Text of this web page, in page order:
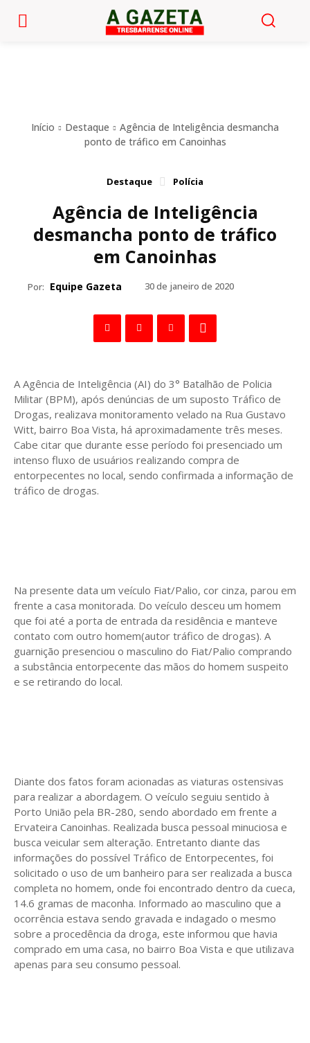
Início Destaque
Agência de Inteligência desmancha
ponto de tráfico em Canoinhas
Destaque Polícia
Agência de Inteligência
desmancha ponto de tráfico
em Canoinhas
Por: Equipe Gazeta 30 de janeiro de 2020
A Agência de Inteligência (AI) do 3° Batalhão de Policia
Militar (BPM), após denúncias de um suposto Tráfico de
Drogas, realizava monitoramento velado na Rua Gustavo
Witt, bairro Boa Vista, há aproximadamente três meses.
Cabe citar que durante esse período foi presenciado um
intenso fluxo de usuários realizando compra de
entorpecentes no local, sendo confirmada a informação de
tráfico de drogas.
Na presente data um veículo Fiat/Palio, cor cinza, parou em
frente a casa monitorada. Do veículo desceu um homem
que foi até a porta de entrada da residência e manteve
contato com outro homem(autor tráfico de drogas). A
guarnição presenciou o masculino do Fiat/Palio comprando
a substância entorpecente das mãos do homem suspeito
e se retirando do local.
Diante dos fatos foram acionadas as viaturas ostensivas
para realizar a abordagem. O veículo seguiu sentido à
Porto União pela BR-280, sendo abordado em frente a
Ervateira Canoinhas. Realizada busca pessoal minuciosa e
busca veicular sem alteração. Entretanto diante das
informações do possível Tráfico de Entorpecentes, foi
solicitado o uso de um banheiro para ser realizada a busca
completa no homem, onde foi encontrado dentro da cueca,
14.6 gramas de maconha. Informado ao masculino que a
ocorrência estava sendo gravada e indagado o mesmo
sobre a procedência da droga, este informou que havia
comprado em uma casa, no bairro Boa Vista e que utilizava
apenas para seu consumo pessoal.